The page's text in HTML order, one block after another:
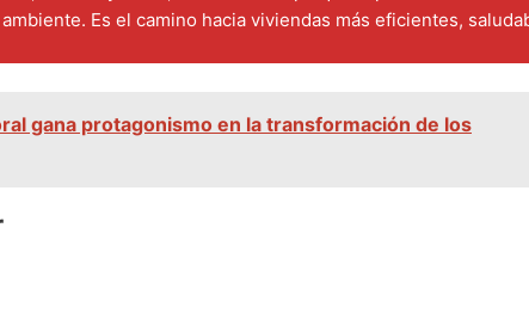
Es el camino hacia viviendas más eficientes,
gana protagonismo en la transformación de los